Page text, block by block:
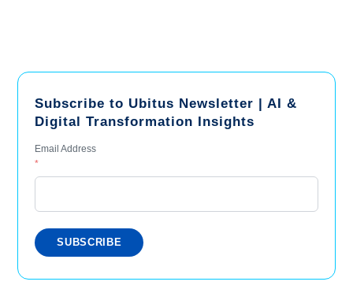
Subscribe to Ubitus Newsletter | AI &
Digital Transformation Insights
Email Address
*